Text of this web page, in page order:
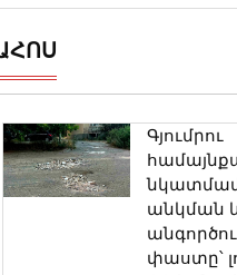
Գյումրու
անկման
փաստը՝